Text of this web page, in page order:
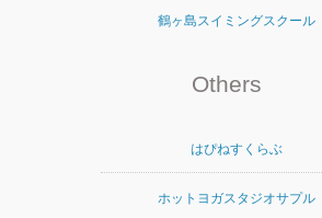
鶴ヶ島スイミングスクール
Others
はぴねすくらぶ
ホットヨガスタジオサプル